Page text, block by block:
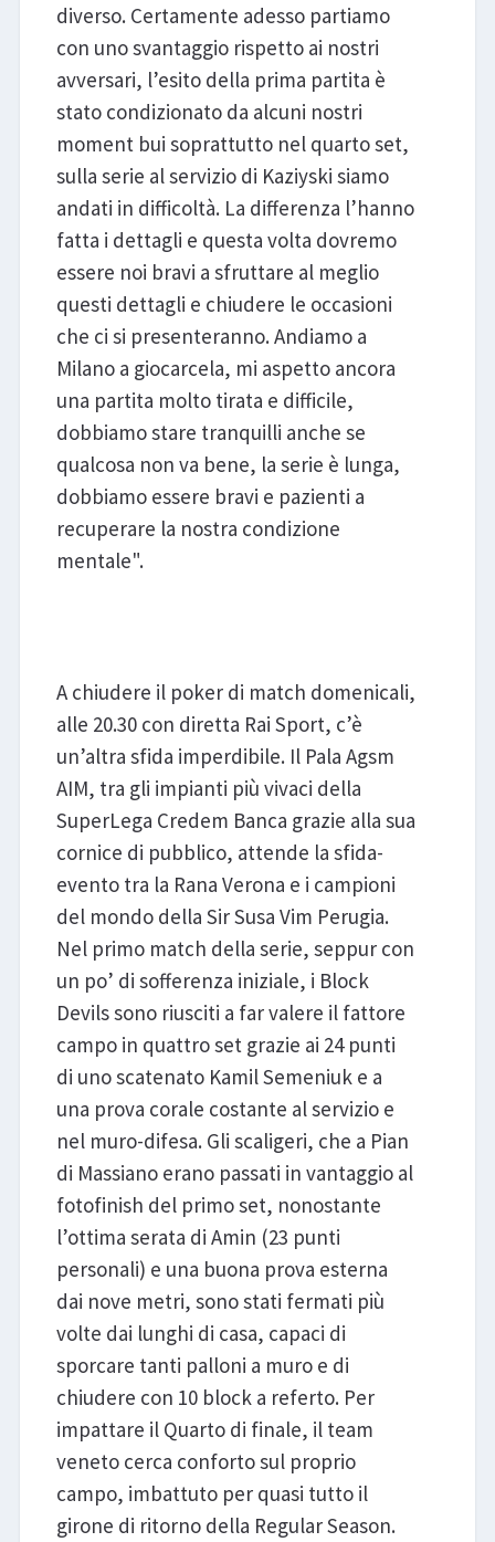
diverso. Certamente adesso partiamo
con uno svantaggio rispetto ai nostri
avversari, l’esito della prima partita è
stato condizionato da alcuni nostri
moment bui soprattutto nel quarto set,
sulla serie al servizio di Kaziyski siamo
andati in difficoltà. La differenza l’hanno
fatta i dettagli e questa volta dovremo
essere noi bravi a sfruttare al meglio
questi dettagli e chiudere le occasioni
che ci si presenteranno. Andiamo a
Milano a giocarcela, mi aspetto ancora
una partita molto tirata e difficile,
dobbiamo stare tranquilli anche se
qualcosa non va bene, la serie è lunga,
dobbiamo essere bravi e pazienti a
recuperare la nostra condizione
mentale".
A chiudere il poker di match domenicali,
alle 20.30 con diretta Rai Sport, c’è
un’altra sfida imperdibile. Il Pala Agsm
AIM, tra gli impianti più vivaci della
SuperLega Credem Banca grazie alla sua
cornice di pubblico, attende la sfida-
evento tra la Rana Verona e i campioni
del mondo della Sir Susa Vim Perugia.
Nel primo match della serie, seppur con
un po’ di sofferenza iniziale, i Block
Devils sono riusciti a far valere il fattore
campo in quattro set grazie ai 24 punti
di uno scatenato Kamil Semeniuk e a
una prova corale costante al servizio e
nel muro-difesa. Gli scaligeri, che a Pian
di Massiano erano passati in vantaggio al
fotofinish del primo set, nonostante
l’ottima serata di Amin (23 punti
personali) e una buona prova esterna
dai nove metri, sono stati fermati più
volte dai lunghi di casa, capaci di
sporcare tanti palloni a muro e di
chiudere con 10 block a referto. Per
impattare il Quarto di finale, il team
veneto cerca conforto sul proprio
campo, imbattuto per quasi tutto il
girone di ritorno della Regular Season.